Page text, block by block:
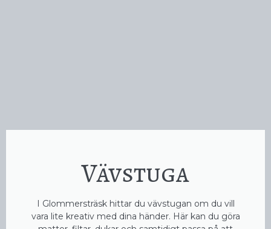
Vävstuga
I Glommersträsk hittar du vävstugan om du vill
vara lite kreativ med dina händer. Här kan du göra